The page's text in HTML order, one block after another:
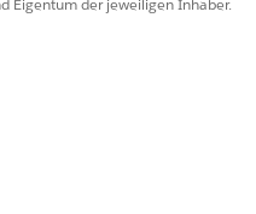
Eigentum der jeweiligen Inhaber.